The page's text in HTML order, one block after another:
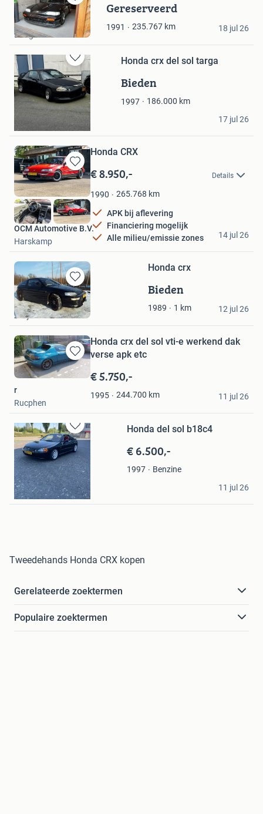
Bewaren
in
Mijn
Favorieten
Gereserveerd
1991 235.767 km
Kris
Dongen
18 jul 26
Bewaren
in
Mijn
Favorieten
Honda crx del sol targa
Bieden
1997 186.000 km
Jvda
Ter Aar
17 jul 26
Bewaren
in
Mijn
Favorieten
Honda CRX
€ 8.950,- Details
1990 265.768 km
APK bij aflevering
Financiering mogelijk
Alle milieu/emissie zones
OCM Automotive B.V.
Harskamp
14 jul 26
Bewaren
in
Mijn
Favorieten
Honda crx
Bieden
1989 1 km
cootje frog
Zwijndrecht
12 jul 26
Bewaren
in
Favorieten
Honda crx del sol vti-e werkend dak
verse apk etc
€ 5.750,-
1995 244.700 km
r
Rucphen
11 jul 26
Bewaren
in
Mijn
Favorieten
Honda del sol b18c4
€ 6.500,-
1997
Benzine
Stan ros
Beek
11 jul 26
Tweedehands Honda CRX kopen
Gerelateerde zoektermen
Populaire zoektermen